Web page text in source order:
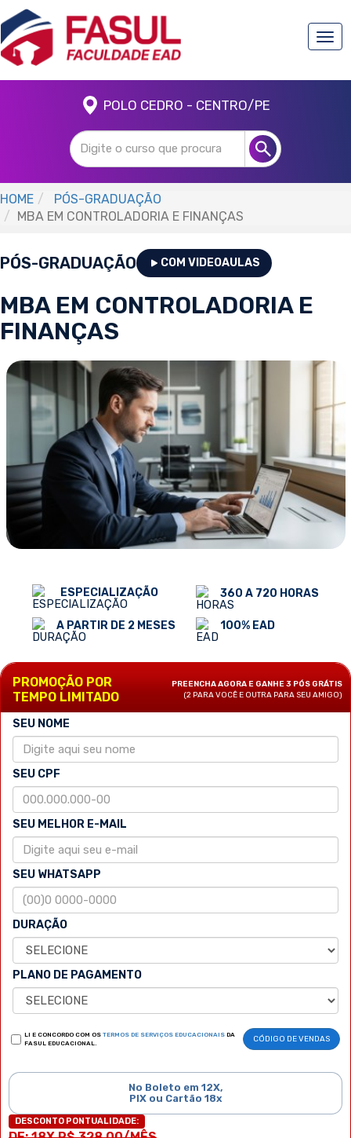
POLO CEDRO - CENTRO/PE
HOME
PÓS-GRADUAÇÃO
MBA EM CONTROLADORIA E FINANÇAS
PÓS-GRADUAÇÃO COM VIDEOAULAS
MBA EM CONTROLADORIA E
FINANÇAS
ESPECIALIZAÇÃO
A PARTIR DE 2 MESES
360 A 720 HORAS
100% EAD
PROMOÇÃO POR
TEMPO LIMITADO
PREENCHA AGORA E GANHE 3 PÓS GRÁTIS
(2 PARA VOCÊ E OUTRA PARA SEU AMIGO)
SEU NOME
SEU CPF
SEU MELHOR E-MAIL
SEU WHATSAPP
DURAÇÃO
PLANO DE PAGAMENTO
LI E CONCORDO COM OS TERMOS DE SERVIÇOS EDUCACIONAIS DA
FASUL EDUCACIONAL.
CÓDIGO DE VENDAS
No Boleto em 12X,
PIX ou Cartão 18x
DESCONTO PONTUALIDADE: